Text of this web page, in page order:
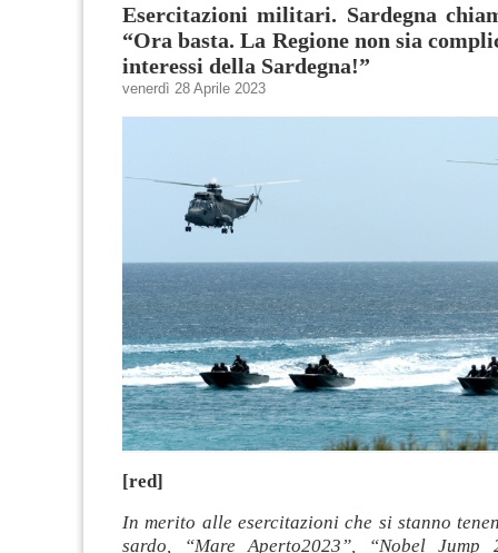
Esercitazioni militari. Sardegna
“Ora basta. La Regione non sia
interessi della Sardegna!”
venerdì 28 Aprile 2023
[red]
In merito alle esercitazioni che si stanno
sardo, “Mare Aperto2023”, “Nobel Jump